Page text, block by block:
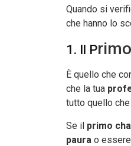
Quando si
che hanno lo
1. Il P
È quello che
che la tua
tutto quello che
Se il primo
paura o essere